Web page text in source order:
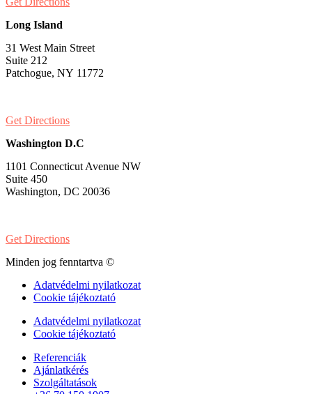
Long Island
31 West Main Street
Suite 212
Patchogue, NY 11772
Get Directions
Washington D.C
1101 Connecticut Avenue NW
Suite 450
Washington, DC 20036
Get Directions
Minden jog fenntartva ©
Adatvédelmi nyilatkozat
Cookie tájékoztató
Adatvédelmi nyilatkozat
Cookie tájékoztató
Referenciák
Ajánlatkérés
Szolgáltatások